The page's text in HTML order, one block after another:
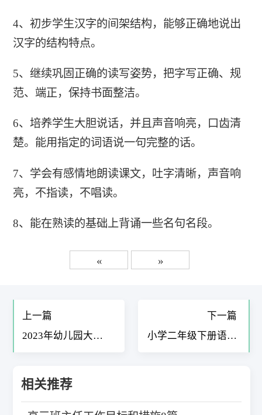
4、初步学生汉字的间架结构，能够正确地说出
汉字的结构特点。
5、继续巩固正确的读写姿势，把字写正确、规
范、端正，保持书面整洁。
6、培养学生大胆说话，并且声音响亮，口齿清
楚。能用指定的词语说一句完整的话。
7、学会有感情地朗读课文，吐字清晰，声音响
亮，不指读，不唱读。
8、能在熟读的基础上背诵一些名句名段。
« »
上一篇
2023年幼儿园大班
下一篇
小学二年级下册语文
相关推荐